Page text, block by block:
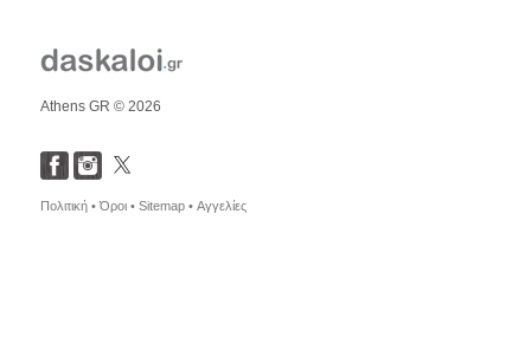
Athens GR © 2026
Πολιτική •Όροι • Sitemap • Αγγελίες